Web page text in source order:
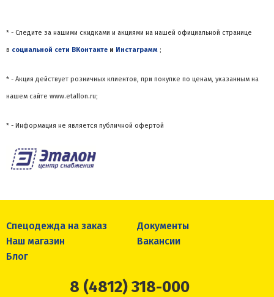
* - Следите за нашими скидками и акциями на нашей официальной странице
в социальной сети ВКонтакте и Инстаграмм ;
* - Акция действует розничных клиентов, при покупке по ценам, указанным на
нашем сайте www.etallon.ru;
* - Информация не является публичной офертой
Спецодежда на заказ
Документы
Наш магазин
Вакансии
Блог
8 (4812) 318-000